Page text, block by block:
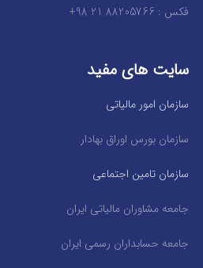
فکس : 88205766 21 98+
سایت های مفید
سازمان امور مالیاتی
سازمان بورس اوراق بهادار
سازمان تامین اجتماعی
جامعه مشاوران مالیاتی ایران
جامعه حسابداران رسمی ایران